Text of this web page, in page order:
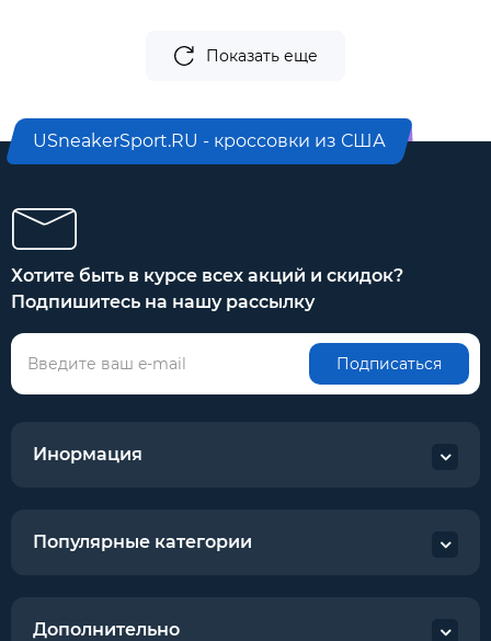
Показать еще
USneakerSport.RU - кроссовки из США
Хотите быть в курсе всех акций и скидок?
Подпишитесь на нашу рассылку
Подписаться
Инормация
Популярные категории
Дополнительно